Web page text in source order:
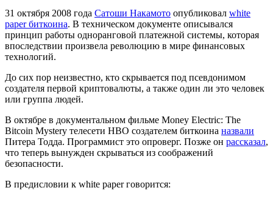
31 октября 2008 года Сатоши Накамото опубликовал white
paper биткоина. В техническом документе описывался
принцип работы одноранговой платежной системы, которая
впоследствии произвела революцию в мире финансовых
технологий.
До сих пор неизвестно, кто скрывается под псевдонимом
создателя первой криптовалюты, а также один ли это человек
или группа людей.
В октябре в документальном фильме Money Electric: The
Bitcoin Mystery телесети HBO создателем биткоина назвали
Питера Тодда. Программист это опроверг. Позже он рассказал,
что теперь вынужден скрываться из соображений
безопасности.
В предисловии к white paper говорится: